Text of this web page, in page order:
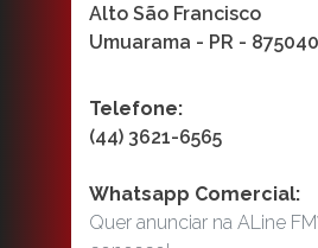
Alto São Francisco
Umuarama - PR -
Telefone:
(44) 3621-6565
Whatsapp Comercial:
Quer anunciar na ALine